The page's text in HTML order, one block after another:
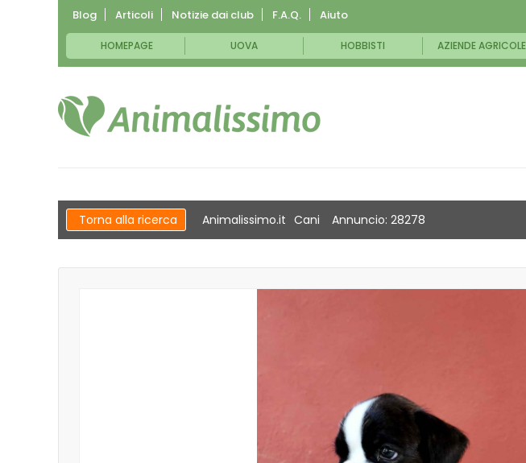
Blog Articoli Notizie dai club F.A.Q. Aiuto
HOMEPAGE UOVA HOBBISTI AZIENDE AGRICOLE
Torna alla ricerca Animalissimo.it Cani Annuncio: 28278